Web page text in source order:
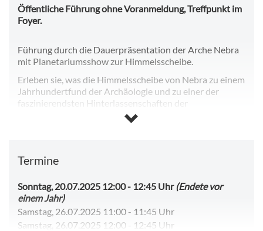
Öffentliche Führung ohne Voranmeldung, Treffpunkt im
Foyer.
Führung durch die Dauerpräsentation der Arche Nebra
mit Planetariumsshow zur Himmelsscheibe.
Erleben sie, was die Himmelsscheibe von Nebra zu einem
Jahrhundertfund der Archäologie und zu einer der
faszinierendsten Hinterlassenschaften der
Menschheitsgeschichte macht.
Dauer:
pro Person:
Eine Anmeldung ist nicht erforderlich. Treffpunnkt ist im
Foyer der Arche Nebra.
Termine
Sonntag, 20.07.2025 12:00- 12:45 Uhr(Endete vor
einem Jahr)
Samstag, 26.07.2025 11:00 - 11:45 Uhr
Samstag, 26.07.2025 12:00 - 12:45 Uhr